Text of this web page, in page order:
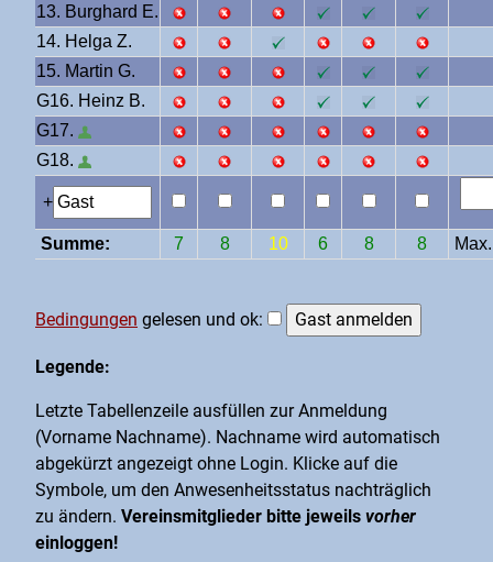
13. Burghard E.
14. Helga Z.
15. Martin G.
G16. Heinz B.
G17.
G18.
+
Summe: 7 8 10 6 8 8
Bedingungen gelesen und ok:
Legende:
Letzte Tabellenzeile ausfüllen zur Anmeldung
(Vorname Nachname). Nachname wird automatisch
abgekürzt angezeigt ohne Login. Klicke auf die
Symbole, um den Anwesenheitsstatus nachträglich
zu ändern. Vereinsmitglieder bitte jeweils vorher
einloggen!